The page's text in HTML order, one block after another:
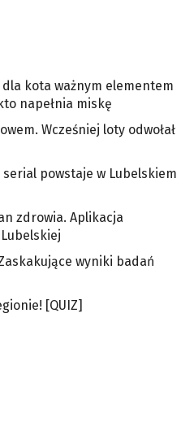
dla kota ważnym elementem
napełnia miskę
Wcześniej loty odwołał
serial powstaje w Lubelskiem
zdrowia. Aplikacja
wyniki badań
[QUIZ]